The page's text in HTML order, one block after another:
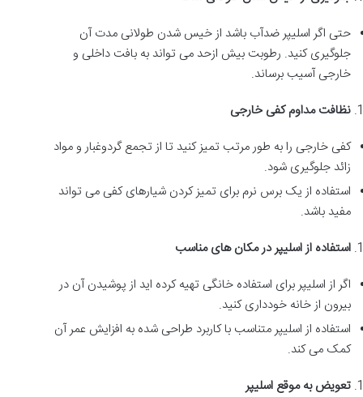
حتی اگر اسلیپر ضدآب باشد از خیس شدن طولانی مدت آن
جلوگیری کنید. رطوبت بیش ازحد می تواند به بافت داخلی و
خارجی آسیب برساند.
نظافت مداوم کفی خارجی
کفی خارجی را به طور مرتب تمیز کنید تا از تجمع گردوغبار و مواد
زائد جلوگیری شود.
استفاده از یک برس نرم برای تمیز کردن شیارهای کفی می تواند
مفید باشد.
استفاده از اسلیپر در مکان های مناسب
اگر از اسلیپر برای استفاده خانگی تهیه کرده اید از پوشیدن آن در
بیرون از خانه خودداری کنید.
استفاده از اسلیپر متناسب با کاربرد طراحی شده به افزایش عمر آن
کمک می کند.
تعویض به موقع اسلیپر